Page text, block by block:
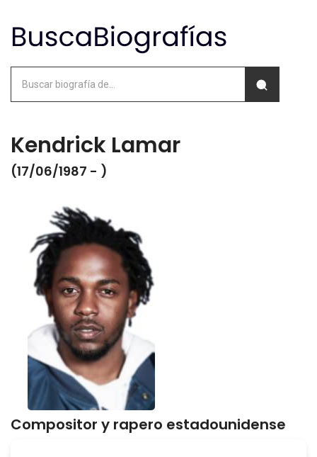
Kendrick Lamar
(17/06/1987 - )
Compositor y rapero estadounidense